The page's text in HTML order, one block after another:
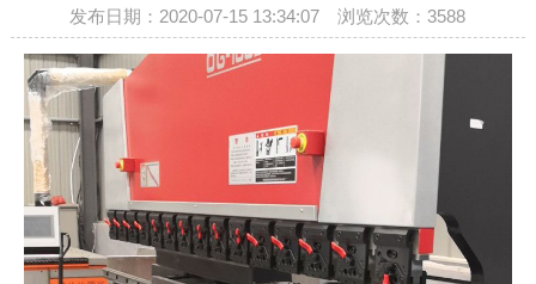
发布日期：2020-07-15 13:34:07 浏览次数：3588